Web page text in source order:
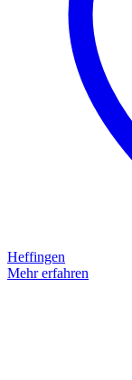
Heffingen
Mehr erfahren